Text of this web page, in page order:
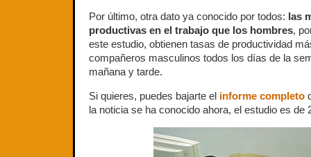
Por último, otra dato ya conocido por todos: las
productivas en el trabajo que los hombres,
este estudio, obtienen tasas de productividad
compañeros masculinos todos los días de la
mañana y tarde.
Si quieres, puedes bajarte el informe completo
la noticia se ha conocido ahora, el estudio es de